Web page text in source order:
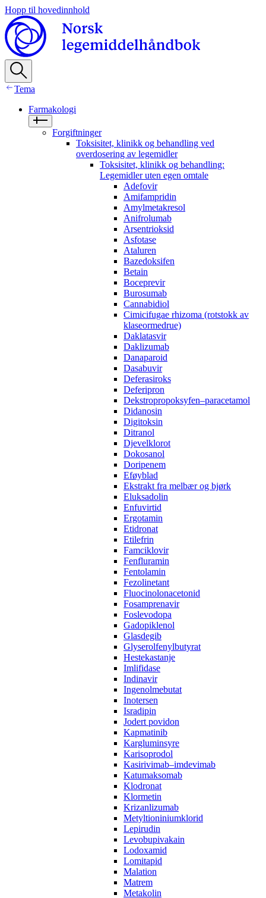
Hopp til hovedinnhold
Tema
Farmakologi
Forgiftninger
Toksisitet, klinikk og behandling ved
overdosering av legemidler
Toksisitet, klinikk og behandling:
Legemidler uten egen omtale
Adefovir
Amifampridin
Amylmetakresol
Anifrolumab
Arsentrioksid
Asfotase
Ataluren
Bazedoksifen
Betain
Boceprevir
Burosumab
Cannabidiol
Cimicifugae rhizoma (rotstokk av
klaseormedrue)
Daklatasvir
Daklizumab
Danaparoid
Dasabuvir
Deferasiroks
Deferipron
Dekstropropoksyfen–paracetamol
Didanosin
Digitoksin
Ditranol
Djevelklorot
Dokosanol
Doripenem
Eføyblad
Ekstrakt fra melbær og bjørk
Eluksadolin
Enfuvirtid
Ergotamin
Etidronat
Etilefrin
Famciklovir
Fenfluramin
Fentolamin
Fezolinetant
Fluocinolonacetonid
Fosamprenavir‌ ‍ ​‍​‍‌‍ ‌ ​‍‌‍‍‌‌‍‌ ‌‍‍‌‌‍ ‍​‍​‍​ ‍‍​‍​‍‌ ​ ‌‍​‌‌‍ ‍‌‍‍‌‌ ‌​‌ ‍‌​‍ ‍‌‍‍‌‌‍ ​‍​‍​‍ ​​‍​‍‌‍‍​‌ ​‍‌‍‌‌‌‍‌‍​‍​‍​ ‍‍​‍​‍​‍ ‌ ​ ‌ ‌​‌ ‌‌‌‍‌​‌‍‍‌‌‍ ​‍ ‌‍‍‌‌‍ ‍‌ ‌​‌‍‌‌‌‍ ‍‌ ‌​​‍ ‌‍‌‌‌‍‌​‌‍‍‌‌ ‌​​‍ ‌‍ ‌‌‍ ‌‍‌​‌‍‌‌​ ‌‌ ​​‌ ​‍‌‍‌‌‌ ​ ‌‍‌‌‌‍ ‍‌ ‌​‌‍​‌‌ ‌​‌‍‍‌‌‍ ‌‍ ‍​ ‍ ‌‍‍‌‌‍‌​​ ‌​ ‌​‌‍‌‌​ ‌‍​ ‌​​ ‍​​ ​​​ ‌​​ ‌ ​‍ ‌‌‍​ ‌‍‌‍‌‍‌​‌‍‌‌​‍ ‌​ ‌​‌‍​‌​ ​ ​ ‍‌​‍ ‌​ ‍​‌‍​‍‌‍‌‌​ ‌‌​‍ ‌​ ‌‍​ ‌​​ ‌‌‌‍‌‌​ ​‍​ ‌‍‌‍‌​‌‍‌‍‌‍‌‍‌‍‌‍​ ‌‍​ ‍​​ ‍ ‌ ‌​‌ ‍‌‌ ​​‌‍‌‌​ ‌‌ ​ ‌ ‌‌‌‍​‍‌ ​ ‌ ‌​‌‍​‌‌‍ ‍‌‍​ ‌‍‌‌​ ‍ ‌ ​​‌‍​‌‌ ‌​‌‍‍​​ ‌‌‍ ‍‌‍​‌‌‍ ‌‌‍‌‌​ ‌‍​‍‌‍​‌‌ ​ ‌‍‌‌‌‌‌‌‌ ​‍‌‍ ​​ ‌​‍‌‌​ ​‍‌​‌‍‌ ​ ‌ ‌​‌ ‌‌‌‍‌​‌‍‍‌‌‍ ​‍‌‍‌‍‍‌‌‍‌​​ ‌​ ‌​‌‍‌‌​ ‌‍​ ‌​​ ‍​​ ​​​ ‌​​ ‌ ​‍ ‌‌‍​ ‌‍‌‍‌‍‌​‌‍‌‌​‍ ‌​ ‌​‌‍​‌​ ​ ​ ‍‌​‍ ‌​ ‍​‌‍​‍‌‍‌‌​ ‌‌​‍ ‌​ ‌‍​ ‌​​ ‌‌‌‍‌‌​ ​‍​ ‌‍‌‍‌​‌‍‌‍‌‍‌‍‌‍‌‍​ ‌‍​ ‍​​‍‌‍‌ ‌​‌ ‍‌‌ ​​‌‍‌‌​ ‌‌ ​ ‌ ‌‌‌‍​‍‌ ​ ‌ ‌​‌‍​‌‌‍ ‍‌‍​ ‌‍‌‌​‍‌‍‌ ​​‌‍​‌‌ ‌​‌‍‍​​ ‌‌‍ ‍‌‍​‌‌‍ ‌‌‍‌‌​‍‌‍‌ ​​‌‍‌‌‌ ​‍‌ ​ ‌ ​​‌‍‌‌‌‍​ ‌ ‌​‌‍‍‌‌ ‌‍‌‍‌‌​ ‌‌ ​​‌ ‌‌‌‍​‍‌‍ ​‌‍‍‌‌ ​ ‌‍‍​‌‍‌‌‌‍‌​​‍​‍‌ ‌
Foslevodopa
Gadopiklenol
Glasdegib
Glyserolfenylbutyrat
Hestekastanje
Imlifidase
Indinavir
Ingenolmebutat
Inotersen
Isradipin
Jodert povidon
Kapmatinib
Kargluminsyre
Karisoprodol
Kasirivimab–imdevimab
Katumaksomab
Klodronat
Klormetin
Krizanlizumab
Metyltioniniumklorid
Lepirudin
Levobupivakain
Lodoxamid
Lomitapid
Malation
Matrem
Metakolin